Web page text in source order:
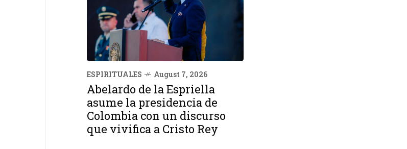
ESPIRITUALES August 7, 2026
Abelardo de la Espriella
asume la presidencia de
Colombia con un discurso
que vivifica a Cristo Rey